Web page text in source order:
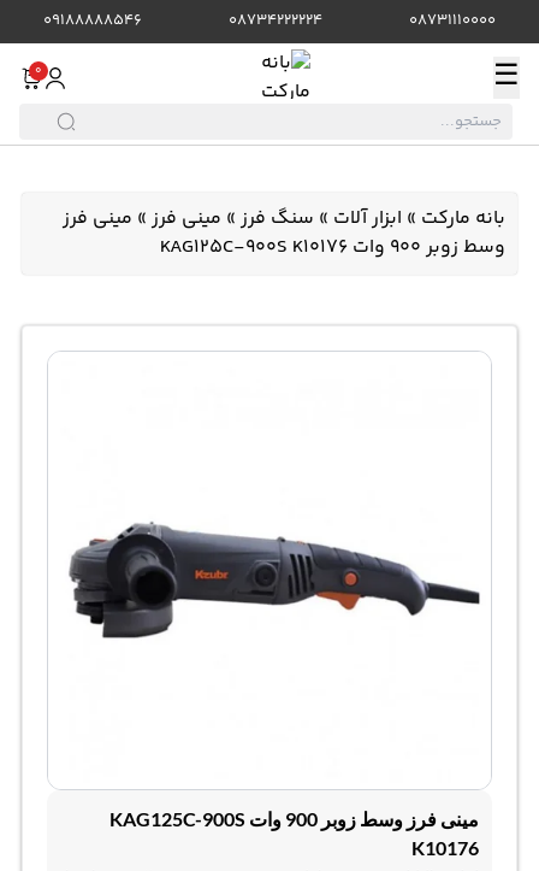
08731110000
08734222224
09188888546
☰
0
بانه مارکت » ابزار آلات » سنگ فرز» مینی فرز» مینی فرز
وسط زوبر 900 وات KAG125C-900S K10176
مینی فرز وسط زوبر 900 وات KAG125C-900S
K10176